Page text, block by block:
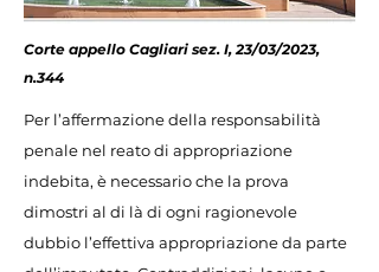
Corte appello Cagliari sez. I, 23/03/2023,
n.344
Per l’affermazione della responsabilità
penale nel reato di appropriazione
indebita, è necessario che la prova
dimostri al di là di ogni ragionevole
dubbio l’effettiva appropriazione da parte